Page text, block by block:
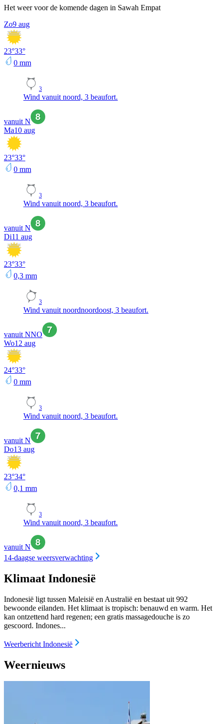
Het weer voor de komende dagen in Sawah Empat
Zo9 aug
23°33°
0 mm
3
Wind vanuit noord, 3 beaufort.
vanuit N
Ma10 aug
23°33°
0 mm
3
Wind vanuit noord, 3 beaufort.
vanuit N
Di11 aug
23°33°
0,3 mm
3
Wind vanuit noordnoordoost, 3 beaufort.
vanuit NNO
Wo12 aug
24°33°
0 mm
3
Wind vanuit noord, 3 beaufort.
vanuit N
Do13 aug
23°34°
0,1 mm
3
Wind vanuit noord, 3 beaufort.
vanuit N
14-daagse weersverwachting
Klimaat Indonesië
Indonesië ligt tussen Maleisië en Australië en bestaat uit 992
bewoonde eilanden. Het klimaat is tropisch: benauwd en warm. Het
kan ontzettend hard regenen; een gratis massagedouche is zo
gescoord. Indones...
Weerbericht Indonesië
Weernieuws